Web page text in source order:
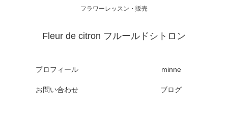
フラワーレッスン・販売
Fleur de citron フルールドシトロン
プロフィール minne
お問い合わせ ブログ